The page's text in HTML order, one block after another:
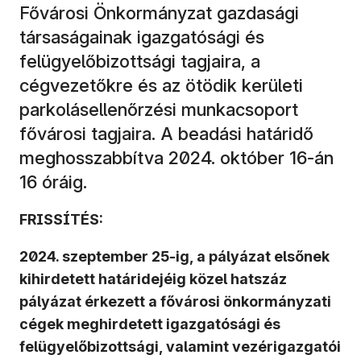
Fővárosi Önkormányzat gazdasági
társaságainak igazgatósági és
felügyelőbizottsági tagjaira, a
cégvezetőkre és az ötödik kerületi
parkolásellenőrzési munkacsoport
fővárosi tagjaira. A beadási határidő
meghosszabbítva 2024. október 16-án
16 óráig.
FRISSÍTÉS:
2024. szeptember 25-ig, a pályázat elsőnek
kihirdetett határidejéig közel hatszáz
pályázat érkezett a fővárosi önkormányzati
cégek meghirdetett igazgatósági és
felügyelőbizottsági, valamint vezérigazgatói